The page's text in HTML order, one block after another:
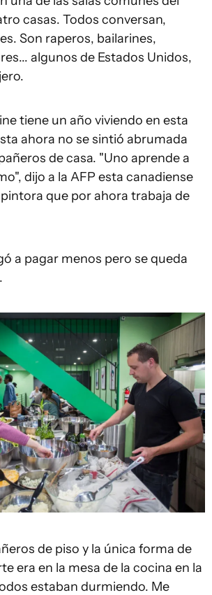
casas. Todos conversan,
Son raperos, bailarines,
algunos de Estados Unidos,
tiene un año viviendo en esta
ahora no se sintió abrumada
de casa. "Uno aprende a
dijo a la AFP esta canadiense
que por ahora trabaja de
a pagar menos pero se queda
de piso y la única forma de
era en la mesa de la cocina en la
estaban durmiendo. Me